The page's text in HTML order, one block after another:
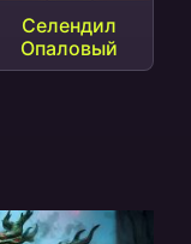
Селендил
Опаловый